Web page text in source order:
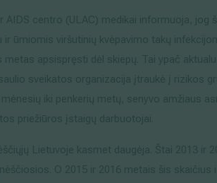
AIDS centro (ULAC) medikai informuoja, jog
ir ūmiomis viršutinių kvėpavimo takų
metas apsispręsti dėl skiepų. Tai ypač
sveikatos organizacija įtraukė į rizikos
iki penkerių metų, senyvo amžiaus
priežiūros įstaigų darbuotojai.
Lietuvoje kasmet daugėja. Štai 2013 ir
O 2015 ir 2016 metais šis skaičius